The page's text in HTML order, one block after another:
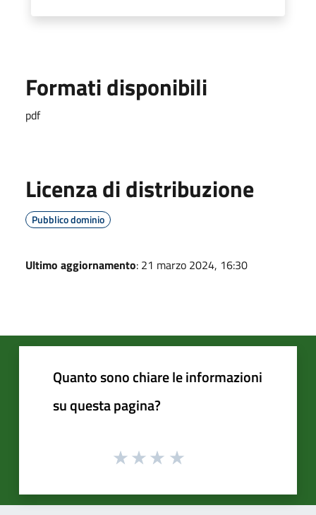
Formati disponibili
pdf
Licenza di distribuzione
Pubblico dominio
Ultimo aggiornamento: 21 marzo 2024, 16:30
Quanto sono chiare le informazioni
su questa pagina?